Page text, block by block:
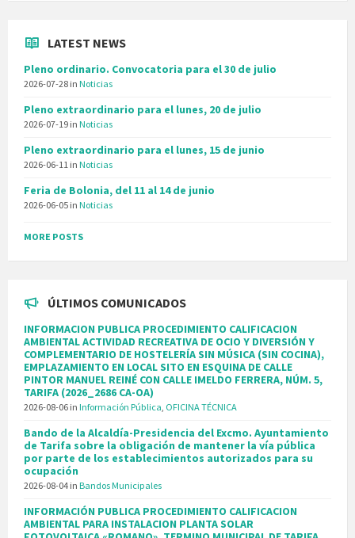
LATEST NEWS
Pleno ordinario. Convocatoria para el 30 de julio
2026-07-28 in Noticias
Pleno extraordinario para el lunes, 20 de julio
2026-07-19 in Noticias
Pleno extraordinario para el lunes, 15 de junio
2026-06-11 in Noticias
Feria de Bolonia, del 11 al 14 de junio
2026-06-05 in Noticias
MORE POSTS
ÚLTIMOS COMUNICADOS
INFORMACION PUBLICA PROCEDIMIENTO CALIFICACION
AMBIENTAL ACTIVIDAD RECREATIVA DE OCIO Y DIVERSIÓN Y
COMPLEMENTARIO DE HOSTELERÍA SIN MÚSICA (SIN COCINA),
EMPLAZAMIENTO EN LOCAL SITO EN ESQUINA DE CALLE
PINTOR MANUEL REINÉ CON CALLE IMELDO FERRERA, NÚM. 5,
TARIFA (2026_2686 CA-OA)
2026-08-06 in Información Pública, OFICINA TÉCNICA
Bando de la Alcaldía-Presidencia del Excmo. Ayuntamiento
de Tarifa sobre la obligación de mantener la vía pública
por parte de los establecimientos autorizados para su
ocupación
2026-08-04 in Bandos Municipales
INFORMACIÓN PUBLICA PROCEDIMIENTO CALIFICACION
AMBIENTAL PARA INSTALACION PLANTA SOLAR